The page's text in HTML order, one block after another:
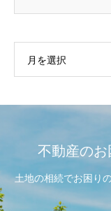
月を選択
不動産の
土地の相続でお困り